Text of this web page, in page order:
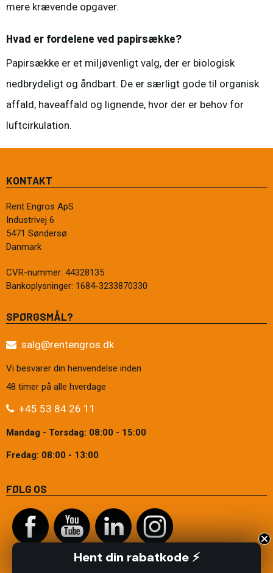
mere krævende opgaver.
Hvad er fordelene ved papirsække?
Papirsække er et miljøvenligt valg, der er biologisk
nedbrydeligt og åndbart. De er særligt gode til organisk
affald, haveaffald og lignende, hvor der er behov for
luftcirkulation.
KONTAKT
Rent Engros ApS
Industrivej 6
5471 Søndersø
Danmark
CVR-nummer: 44328135
Bankoplysninger: 1684-3233870330
SPØRGSMÅL?
salg@rentengros.dk
Vi besvarer din henvendelse inden
48 timer på alle hverdage
+45 53 84 26 11
Mandag - Torsdag: 08:00 - 15:00
Fredag: 08:00 - 13:00
FØLG OS
Hent din rabatkode ⚡